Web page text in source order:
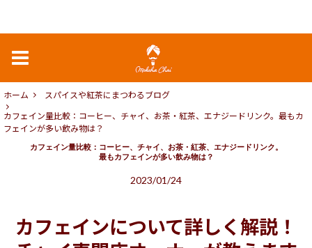
ホーム
スパイスや紅茶にまつわるブログ
カフェイン量比較：コーヒー、チャイ、お茶・紅茶、エナジードリンク。最もカ
フェインが多い飲み物は？
カフェイン量比較：コーヒー、チャイ、お茶・紅茶、エナジードリンク。
最もカフェインが多い飲み物は？
2023/01/24
カフェインについて詳しく解説！